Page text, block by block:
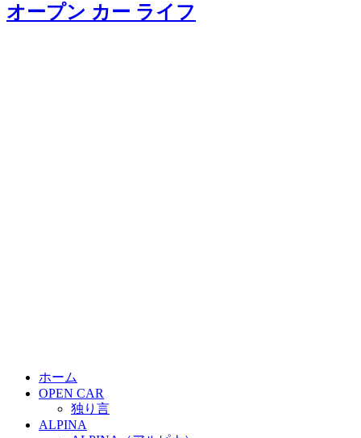
オープン カー ライフ
ホーム
OPEN CAR
独り言
ALPINA